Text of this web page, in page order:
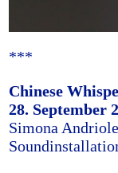
***
Chinese
28. September
Simona